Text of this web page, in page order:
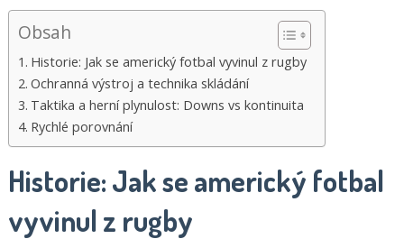
Obsah
Historie: Jak se americký fotbal vyvinul z rugby
Ochranná výstroj a technika skládání
Taktika a herní plynulost: Downs vs kontinuita
Rychlé porovnání
Historie: Jak se americký fotbal
vyvinul z rugby